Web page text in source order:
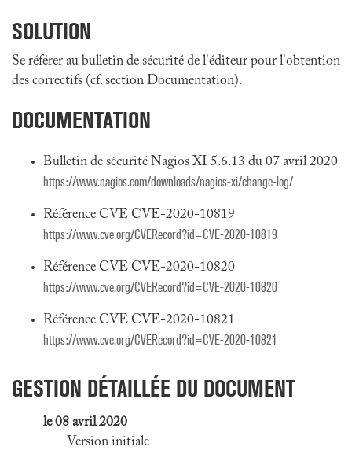
SOLUTION
Se référer au bulletin de sécurité de l'éditeur pour l'obtention
des correctifs (cf. section Documentation).
DOCUMENTATION
Bulletin de sécurité Nagios XI 5.6.13 du 07 avril 2020
https://www.nagios.com/downloads/nagios-xi/change-log/
Référence CVE CVE-2020-10819
https://www.cve.org/CVERecord?id=CVE-2020-10819
Référence CVE CVE-2020-10820
https://www.cve.org/CVERecord?id=CVE-2020-10820
Référence CVE CVE-2020-10821
https://www.cve.org/CVERecord?id=CVE-2020-10821
GESTION DÉTAILLÉE DU DOCUMENT
le 08 avril 2020
Version initiale